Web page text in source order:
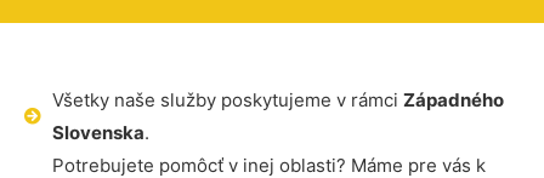
Všetky naše služby poskytujeme v rámci Západného
Slovenska.
Potrebujete pomôcť v inej oblasti? Máme pre vás k